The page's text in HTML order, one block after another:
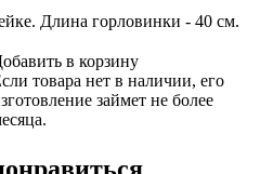
Длина горловинки - 40 см.
в корзину
товара нет в наличии, его
займет не более